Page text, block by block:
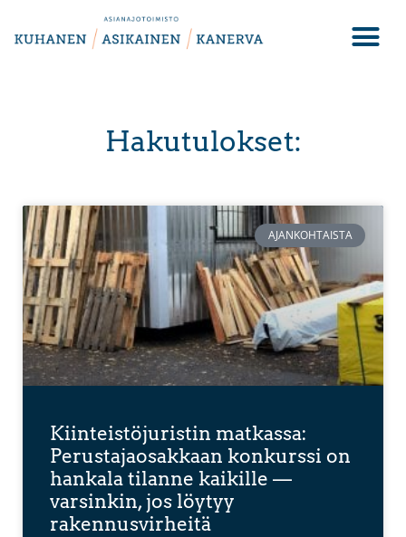
Hakutulokset:
AJANKOHTAISTA
Kiinteistöjuristin matkassa:
Perustajaosakkaan konkurssi on
hankala tilanne kaikille —
varsinkin, jos löytyy
rakennusvirheitä